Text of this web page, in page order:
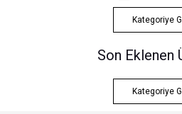
Kategoriye
Son Eklenen
Kategoriye